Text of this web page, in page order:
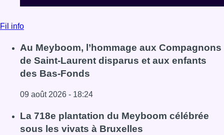
Fil info
Au Meyboom, l’hommage aux Compagnons
de Saint-Laurent disparus et aux enfants
des Bas-Fonds
09 août 2026 - 18:24
Lire l'article Au Meyboom, l’hommage aux
La 718e plantation du Meyboom célébrée
sous les vivats à Bruxelles